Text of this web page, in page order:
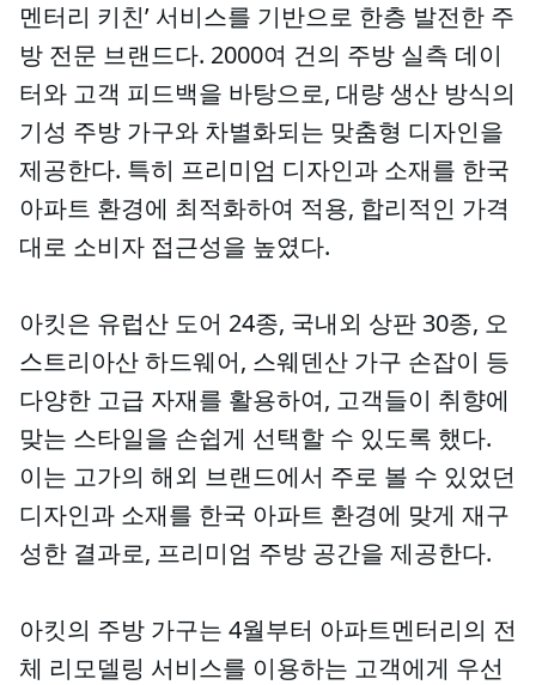
멘터리 키친’ 서비스를 기반으로 한층 발전한 주
방 전문 브랜드다. 2000여 건의 주방 실측 데이
터와 고객 피드백을 바탕으로, 대량 생산 방식의
기성 주방 가구와 차별화되는 맞춤형 디자인을
제공한다. 특히 프리미엄 디자인과 소재를 한국
아파트 환경에 최적화하여 적용, 합리적인 가격
대로 소비자 접근성을 높였다.
아킷은 유럽산 도어 24종, 국내외 상판 30종, 오
스트리아산 하드웨어, 스웨덴산 가구 손잡이 등
다양한 고급 자재를 활용하여, 고객들이 취향에
맞는 스타일을 손쉽게 선택할 수 있도록 했다.
이는 고가의 해외 브랜드에서 주로 볼 수 있었던
디자인과 소재를 한국 아파트 환경에 맞게 재구
성한 결과로, 프리미엄 주방 공간을 제공한다.
아킷의 주방 가구는 4월부터 아파트멘터리의 전
체 리모델링 서비스를 이용하는 고객에게 우선